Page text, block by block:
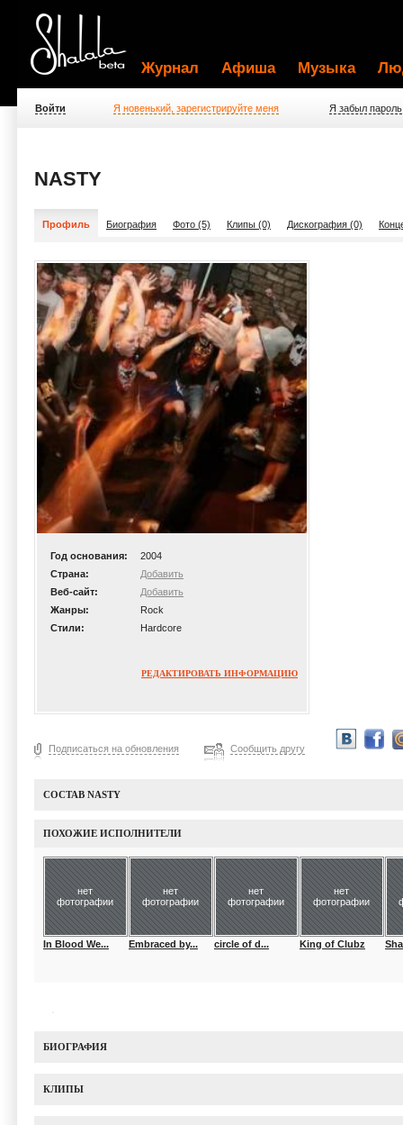
Журнал Афиша Музыка
Войти Я новенький, зарегистрируйте меня Я забыл пароль
NASTY
Профиль Биография Фото (5) Клипы (0) Дискография (0)
Год основания:
2004
Страна:
Добавить
Веб-сайт:
Добавить
Жанры:
Rock
Стили:
Hardcore
РЕДАКТИРОВАТЬ ИНФОРМАЦИЮ
Подписаться на обновления Сообщить другу
СОСТАВ NASTY
ПОХОЖИЕ ИСПОЛНИТЕЛИ
нет
фотографии
In Blood We...
нет
фотографии
Embraced by...
нет
фотографии
circle of d...
нет
фотографии
King of Clubz
БИОГРАФИЯ
КЛИПЫ